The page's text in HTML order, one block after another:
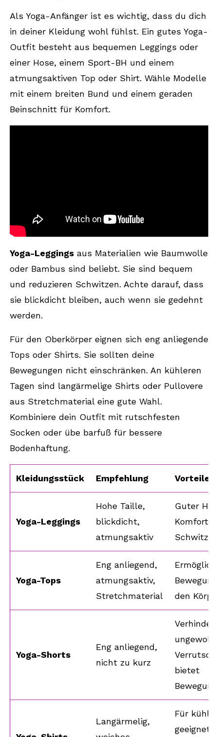
Als Yoga-Anfänger ist es wichtig, dass du dich
in deiner Kleidung wohl fühlst. Ein gutes Yoga-
Outfit besteht aus bequemen Leggings oder
einer Hose, einem Sport-BH und einem
atmungsaktiven Top oder Shirt. Wähle Modelle
mit einem breiten Bund und einem geraden
Beinschnitt für Komfort.
Yoga-Leggings aus Materialien wie Baumwolle
oder Bambus sind beliebt. Sie sind bequem
und reduzieren Schwitzen. Achte darauf, dass
sie blickdicht bleiben, auch wenn sie gedehnt
werden.
Für den Oberkörper eignen sich eng anliegende
Tops oder Shirts. Sie sollten deine
Bewegungen nicht einschränken. An kühleren
Tagen sind langärmelige Shirts oder Pullovere
aus Stretchmaterial eine gute Wahl.
Kombiniere dein Outfit mit rutschfesten
Socken oder übe barfuß für bessere
Bodenhaftung.
Kleidungsstück Empfehlung Vorteile
Yoga-Leggings
Hohe Taille,
blickdicht,
atmungsaktiv
Guter
Komfort,
Schwitzen
Yoga-Tops
Eng anliegend,
atmungsaktiv,
Stretchmaterial
den
Yoga-Shorts
Eng anliegend,
nicht zu kurz
Verhindert
bietet
Langärmelig,
Für
geeignet,